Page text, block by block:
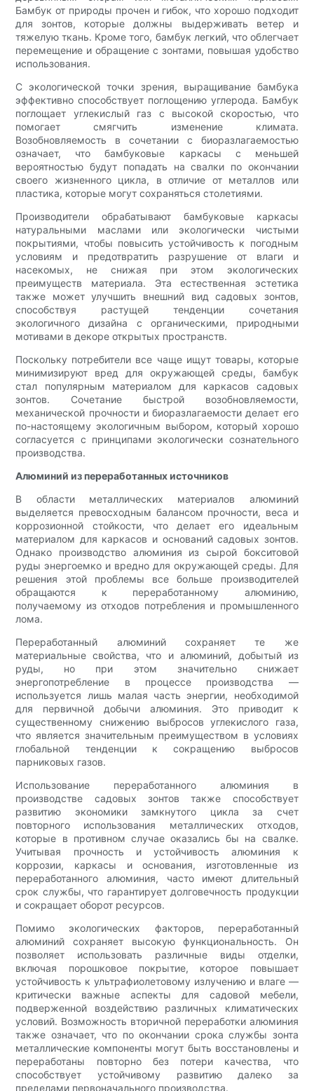
Бамбук от природы прочен и гибок, что хорошо подходит
для зонтов, которые должны выдерживать ветер и
тяжелую ткань. Кроме того, бамбук легкий, что облегчает
перемещение и обращение с зонтами, повышая удобство
использования.
С экологической точки зрения, выращивание бамбука
эффективно способствует поглощению углерода. Бамбук
поглощает углекислый газ с высокой скоростью, что
помогает смягчить изменение климата.
Возобновляемость в сочетании с биоразлагаемостью
означает, что бамбуковые каркасы с меньшей
вероятностью будут попадать на свалки по окончании
своего жизненного цикла, в отличие от металлов или
пластика, которые могут сохраняться столетиями.
Производители обрабатывают бамбуковые каркасы
натуральными маслами или экологически чистыми
покрытиями, чтобы повысить устойчивость к погодным
условиям и предотвратить разрушение от влаги и
насекомых, не снижая при этом экологических
преимуществ материала. Эта естественная эстетика
также может улучшить внешний вид садовых зонтов,
способствуя растущей тенденции сочетания
экологичного дизайна с органическими, природными
мотивами в декоре открытых пространств.
Поскольку потребители все чаще ищут товары, которые
минимизируют вред для окружающей среды, бамбук
стал популярным материалом для каркасов садовых
зонтов. Сочетание быстрой возобновляемости,
механической прочности и биоразлагаемости делает его
по-настоящему экологичным выбором, который хорошо
согласуется с принципами экологически сознательного
производства.
Алюминий из переработанных источников
В области металлических материалов алюминий
выделяется превосходным балансом прочности, веса и
коррозионной стойкости, что делает его идеальным
материалом для каркасов и оснований садовых зонтов.
Однако производство алюминия из сырой бокситовой
руды энергоемко и вредно для окружающей среды. Для
решения этой проблемы все больше производителей
обращаются к переработанному алюминию,
получаемому из отходов потребления и промышленного
лома.
Переработанный алюминий сохраняет те же
материальные свойства, что и алюминий, добытый из
руды, но при этом значительно снижает
энергопотребление в процессе производства —
используется лишь малая часть энергии, необходимой
для первичной добычи алюминия. Это приводит к
существенному снижению выбросов углекислого газа,
что является значительным преимуществом в условиях
глобальной тенденции к сокращению выбросов
парниковых газов.
Использование переработанного алюминия в
производстве садовых зонтов также способствует
развитию экономики замкнутого цикла за счет
повторного использования металлических отходов,
которые в противном случае оказались бы на свалке.
Учитывая прочность и устойчивость алюминия к
коррозии, каркасы и основания, изготовленные из
переработанного алюминия, часто имеют длительный
срок службы, что гарантирует долговечность продукции
и сокращает оборот ресурсов.
Помимо экологических факторов, переработанный
алюминий сохраняет высокую функциональность. Он
позволяет использовать различные виды отделки,
включая порошковое покрытие, которое повышает
устойчивость к ультрафиолетовому излучению и влаге —
критически важные аспекты для садовой мебели,
подверженной воздействию различных климатических
условий. Возможность вторичной переработки алюминия
также означает, что по окончании срока службы зонта
металлические компоненты могут быть восстановлены и
переработаны повторно без потери качества, что
способствует устойчивому развитию далеко за
пределами первоначального производства.